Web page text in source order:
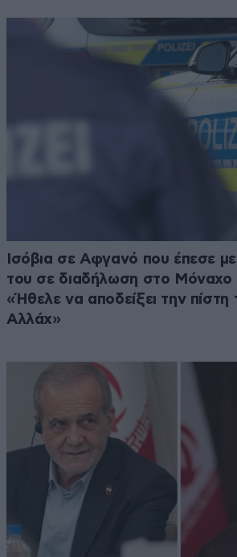
Ισόβια σε Αφγανό που έπεσε
του σε διαδήλωση στο Μόναχο
«Ήθελε να αποδείξει την πίστη
Αλλάχ»